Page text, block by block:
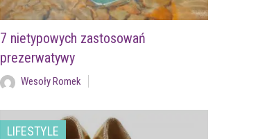
7 nietypowych zastosowań
prezerwatywy
Wesoły Romek
LIFESTYLE